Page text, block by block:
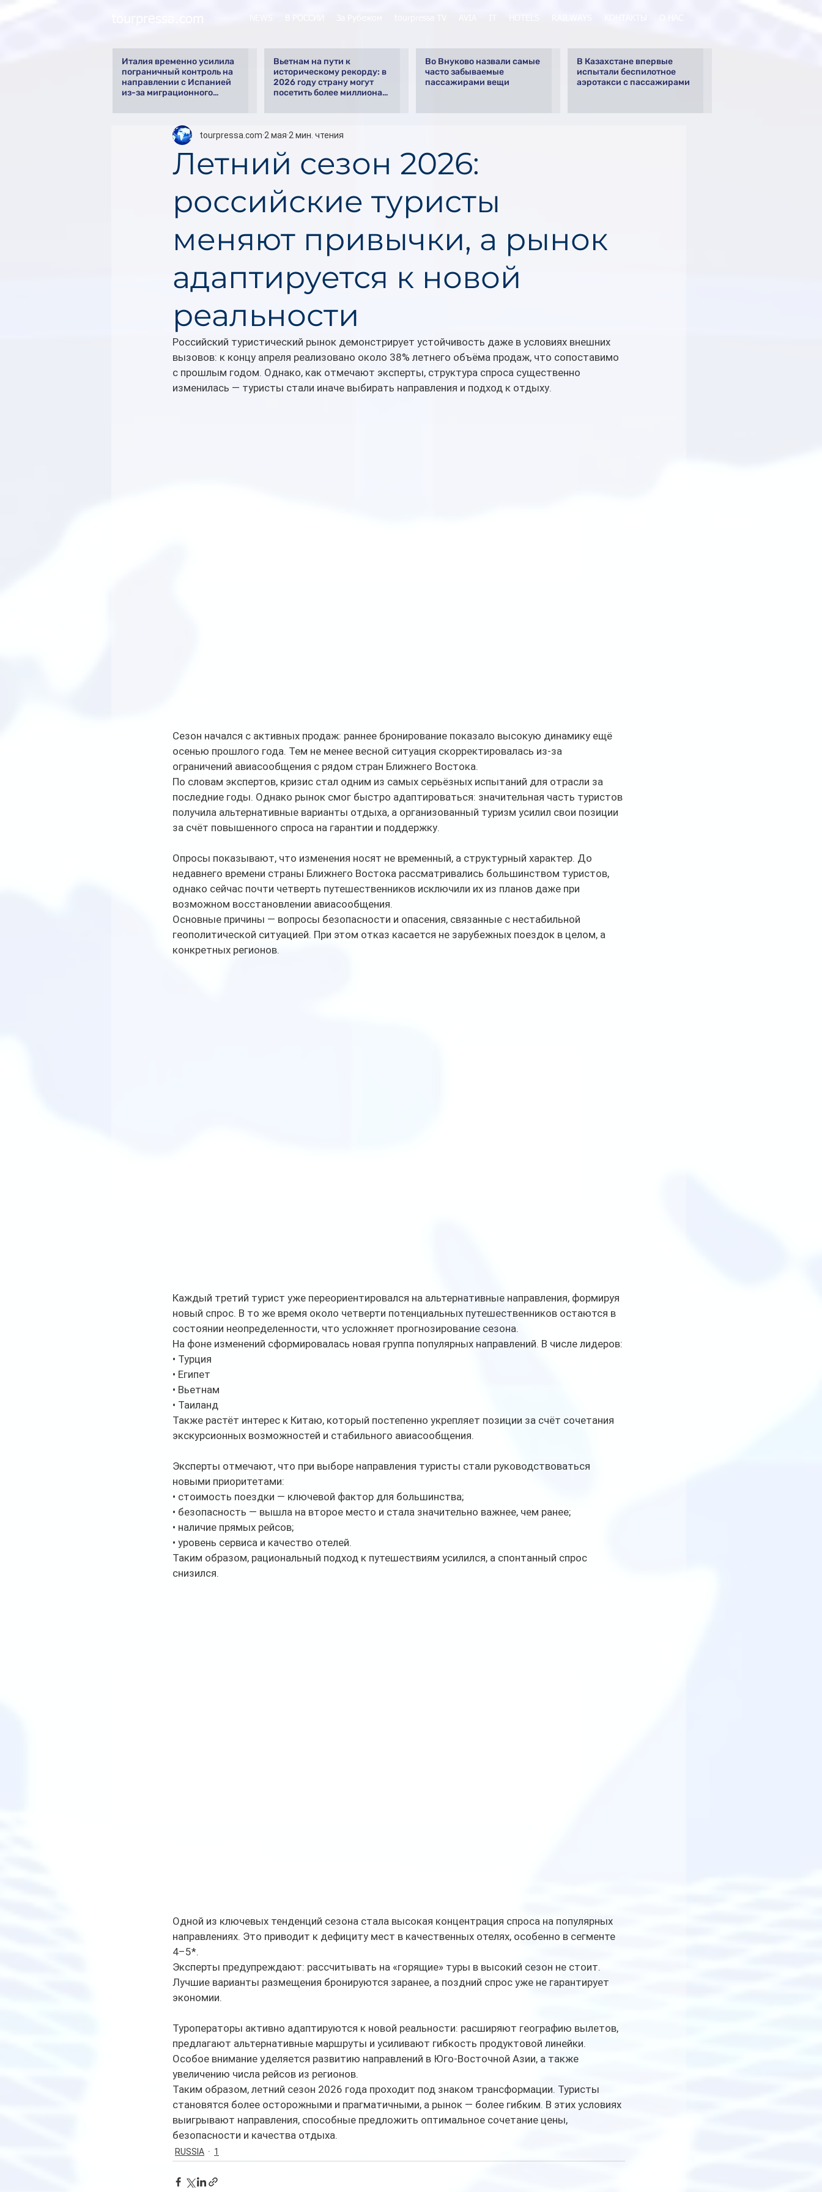
Италия временно усилила
пограничный контроль на
направлении с Испанией
из-за миграционного
Вьетнам на пути к
историческому рекорду: в
2026 году страну могут
посетить более миллиона
Во Внуково назвали самые
часто забываемые
пассажирами вещи
В Казахстане впервые
испытали беспилотное
аэротакси с пассажирами
Летний сезон 2026:
российские туристы
меняют привычки, а рынок
адаптируется к новой
реальности
tourpressa.com 2 мая 2 мин. чтения
Российский туристический рынок демонстрирует устойчивость даже в условиях внешних
вызовов: к концу апреля реализовано около 38% летнего объёма продаж, что сопоставимо
с прошлым годом. Однако, как отмечают эксперты, структура спроса существенно
изменилась — туристы стали иначе выбирать направления и подход к отдыху.
Сезон начался с активных продаж: раннее бронирование показало высокую динамику ещё
осенью прошлого года. Тем не менее весной ситуация скорректировалась из-за
ограничений авиасообщения с рядом стран Ближнего Востока.
По словам экспертов, кризис стал одним из самых серьёзных испытаний для отрасли за
последние годы. Однако рынок смог быстро адаптироваться: значительная часть туристов
получила альтернативные варианты отдыха, а организованный туризм усилил свои позиции
за счёт повышенного спроса на гарантии и поддержку.
Опросы показывают, что изменения носят не временный, а структурный характер. До
недавнего времени страны Ближнего Востока рассматривались большинством туристов,
однако сейчас почти четверть путешественников исключили их из планов даже при
возможном восстановлении авиасообщения.
Основные причины — вопросы безопасности и опасения, связанные с нестабильной
геополитической ситуацией. При этом отказ касается не зарубежных поездок в целом, а
конкретных регионов.
Каждый третий турист уже переориентировался на альтернативные направления, формируя
новый спрос. В то же время около четверти потенциальных путешественников остаются в
состоянии неопределенности, что усложняет прогнозирование сезона.
На фоне изменений сформировалась новая группа популярных направлений. В числе лидеров:
• Турция
• Египет
• Вьетнам
• Таиланд
Также растёт интерес к Китаю, который постепенно укрепляет позиции за счёт сочетания
экскурсионных возможностей и стабильного авиасообщения.
Эксперты отмечают, что при выборе направления туристы стали руководствоваться
новыми приоритетами:
• стоимость поездки — ключевой фактор для большинства;
• безопасность — вышла на второе место и стала значительно важнее, чем ранее;
• наличие прямых рейсов;
• уровень сервиса и качество отелей.
Таким образом, рациональный подход к путешествиям усилился, а спонтанный спрос
снизился.
Одной из ключевых тенденций сезона стала высокая концентрация спроса на популярных
направлениях. Это приводит к дефициту мест в качественных отелях, особенно в сегменте
4–5*.
Эксперты предупреждают: рассчитывать на «горящие» туры в высокий сезон не стоит.
Лучшие варианты размещения бронируются заранее, а поздний спрос уже не гарантирует
экономии.
Туроператоры активно адаптируются к новой реальности: расширяют географию вылетов,
предлагают альтернативные маршруты и усиливают гибкость продуктовой линейки.
Особое внимание уделяется развитию направлений в Юго-Восточной Азии, а также
увеличению числа рейсов из регионов.
Таким образом, летний сезон 2026 года проходит под знаком трансформации. Туристы
становятся более осторожными и прагматичными, а рынок — более гибким. В этих условиях
выигрывают направления, способные предложить оптимальное сочетание цены,
безопасности и качества отдыха.
RUSSIA 1